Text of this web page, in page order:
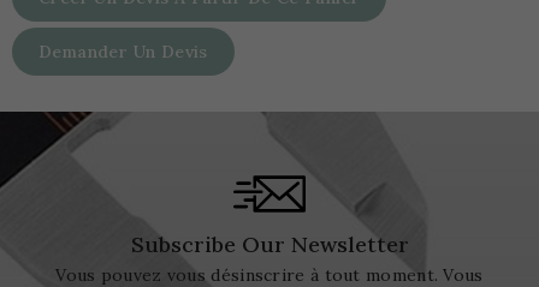
Demander Un Devis
Subscribe Our Newsletter
Vous pouvez vous désinscrire à tout moment. Vous